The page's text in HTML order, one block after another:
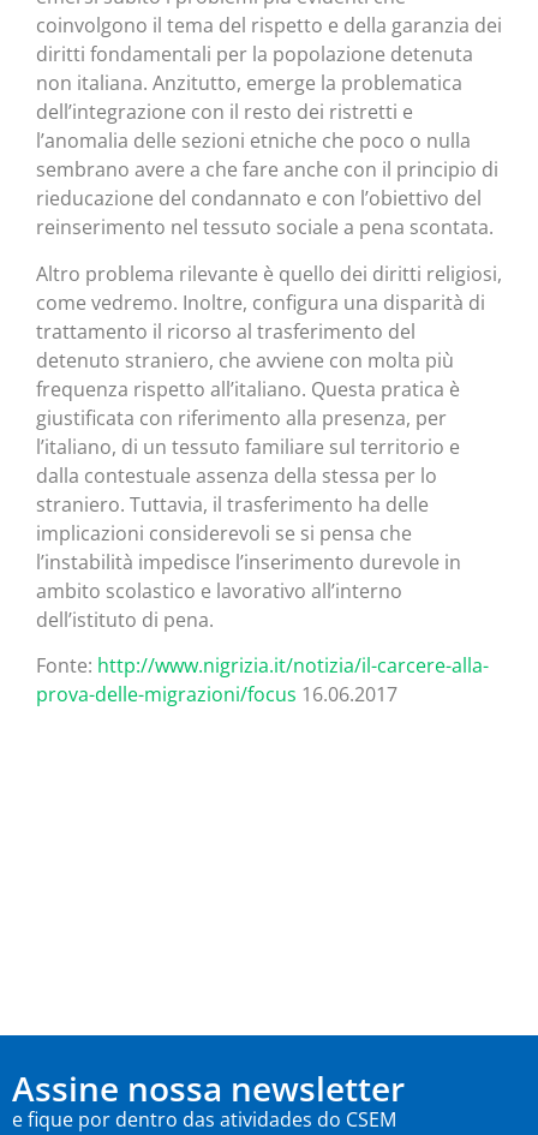
coinvolgono il tema del rispetto e della garanzia dei
diritti fondamentali per la popolazione detenuta
non italiana. Anzitutto, emerge la problematica
dell’integrazione con il resto dei ristretti e
l’anomalia delle sezioni etniche che poco o nulla
sembrano avere a che fare anche con il principio di
rieducazione del condannato e con l’obiettivo del
reinserimento nel tessuto sociale a pena scontata.
Altro problema rilevante è quello dei diritti religiosi,
come vedremo. Inoltre, configura una disparità di
trattamento il ricorso al trasferimento del
detenuto straniero, che avviene con molta più
frequenza rispetto all’italiano. Questa pratica è
giustificata con riferimento alla presenza, per
l’italiano, di un tessuto familiare sul territorio e
dalla contestuale assenza della stessa per lo
straniero. Tuttavia, il trasferimento ha delle
implicazioni considerevoli se si pensa che
l’instabilità impedisce l’inserimento durevole in
ambito scolastico e lavorativo all’interno
dell’istituto di pena.
Fonte: http://www.nigrizia.it/notizia/il-carcere-alla-
prova-delle-migrazioni/focus 16.06.2017
Assine nossa newsletter
e fique por dentro das atividades do CSEM